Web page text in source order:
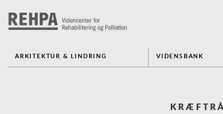
ARKITEKTUR & LINDRING VIDENSBANK